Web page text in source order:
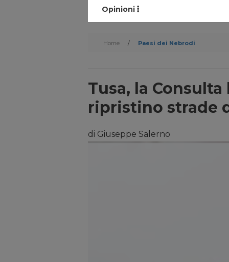
Opinioni
Home / Paesi dei Nebrodi
Tusa, la
ripristino strade
di Giuseppe Salerno